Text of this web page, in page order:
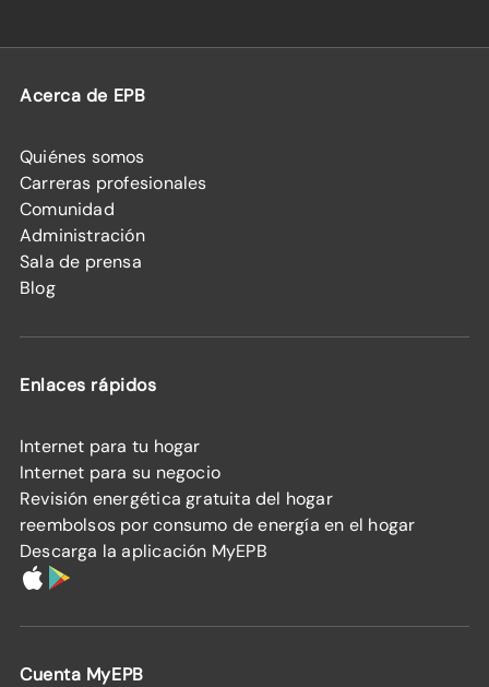
Acerca de EPB
Quiénes somos
Carreras profesionales
Comunidad
Administración
Sala de prensa
Blog
Enlaces rápidos
Internet para tu hogar
Internet para su negocio
Revisión energética gratuita del hogar
reembolsos por consumo de energía en el hogar
Descarga la aplicación MyEPB
Cuenta MyEPB